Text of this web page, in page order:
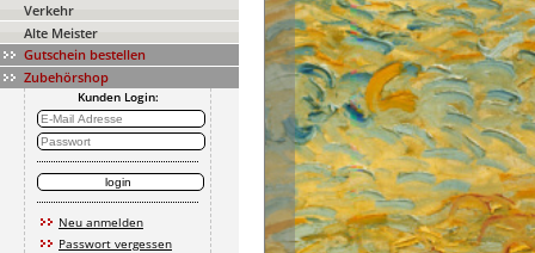
Verkehr
Alte Meister
Gutschein bestellen
Zubehörshop
Kunden Login:
Neu anmelden
Passwort vergessen